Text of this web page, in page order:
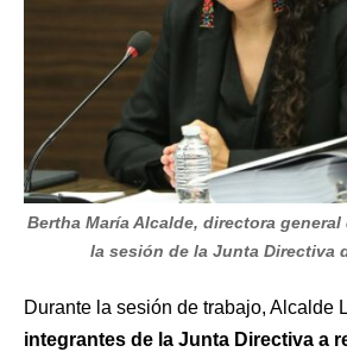
Bertha María Alcalde, directora general
la sesión de la Junta Directiva
Durante la sesión de trabajo, Alcalde
integrantes de la Junta Directiva a